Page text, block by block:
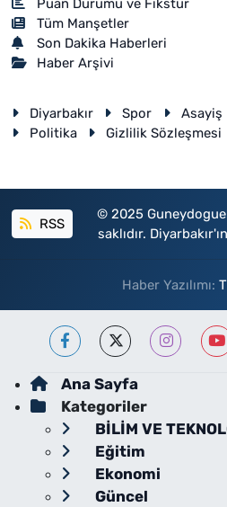
Puan Durumu ve Fikstür
Tüm Manşetler
Son Dakika Haberleri
Haber Arşivi
Diyarbakır Spor Asayiş
Politika
Gizlilik Sözleşmesi
RSS
© 2025
saklıdır.
Haber Yazılımı:
Ana Sayfa
Kategoriler
BİLİM VE
Eğitim
Ekonomi
Güncel